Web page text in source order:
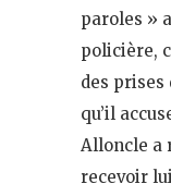
paroles »
policière,
des prises
qu’il
Alloncle a
recevoir